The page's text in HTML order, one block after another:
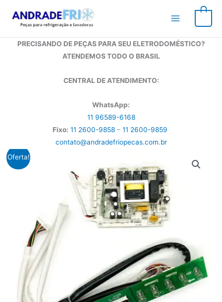
para
conteúdo
PRECISANDO DE PEÇAS PARA SEU ELETRODOMÉSTICO?
ATENDEMOS TODO O BRASIL
CENTRAL DE ATENDIMENTO:
WhatsApp:
11 96589-6168
Fixo: 11 2600-9858 – 11 2600-9859
contato@andradefriopecas.com.br
Oferta!